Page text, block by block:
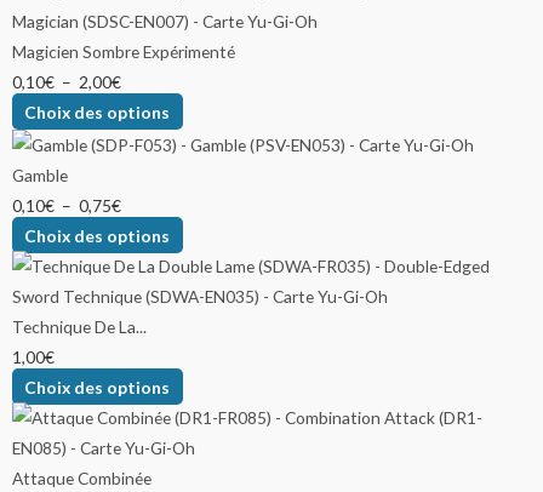
Magicien Sombre Expérimenté
0,10€ – 2,00€
Choix des options
Gamble
0,10€ – 0,75€
Choix des options
Technique De La...
1,00€
Choix des options
Attaque Combinée